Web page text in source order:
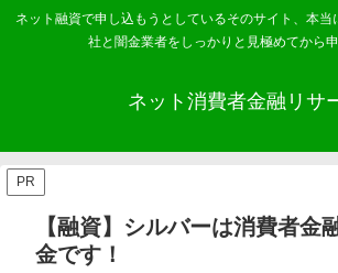
ネット融資で申し込もうとしているそのサイト、本
社と闇金業者をしっかりと見極めてから
ネット消費者金融リサ
PR
【融資】シルバーは消費者金
金です！